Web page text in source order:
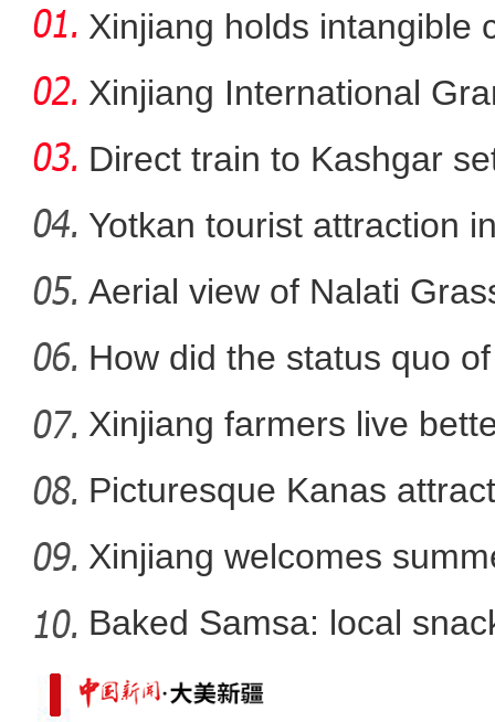
新疆若羌：枣园养鸡
Xinjiang holds intangible
Xinjiang International
Direct train to Kashgar
Yotkan tourist attraction
Aerial view of Nalati
How did the status quo
Xinjiang farmers live
Picturesque Kanas
Xinjiang welcomes
Baked Samsa: local